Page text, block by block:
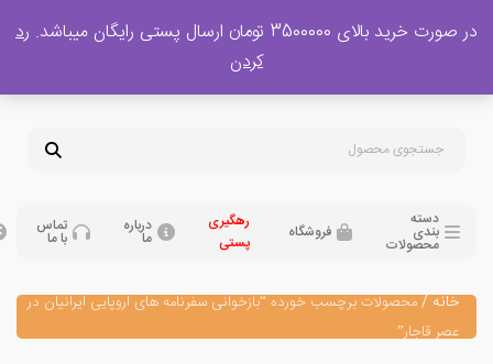
پشتیبانی فروش
09120329397
بندی
محصولات
فروشگاه درباره تماس
/محصولات برچسب خورده “بازخوانی سفرنامه های اروپایی ایرانیان در
قاجار”
3500000 تومان ارسال پستی رایگان میباشد.
رد